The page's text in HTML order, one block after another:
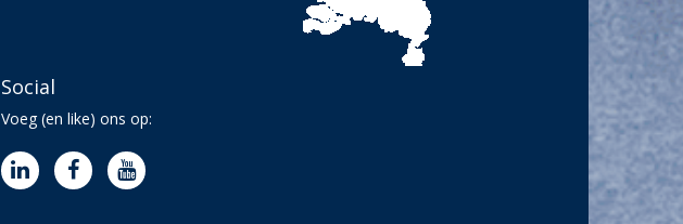
Social
Voeg (en like) ons op: